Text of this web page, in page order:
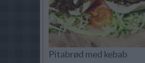
Pitabrød med kebab